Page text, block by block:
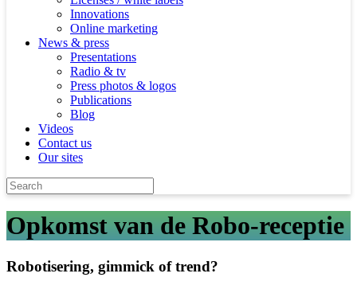
Innovations
Online marketing
News & press
Presentations
Radio & tv
Press photos & logos
Publications
Blog
Videos
Contact us
Our sites
Opkomst van de Robo-receptie
Robotisering, gimmick of trend?